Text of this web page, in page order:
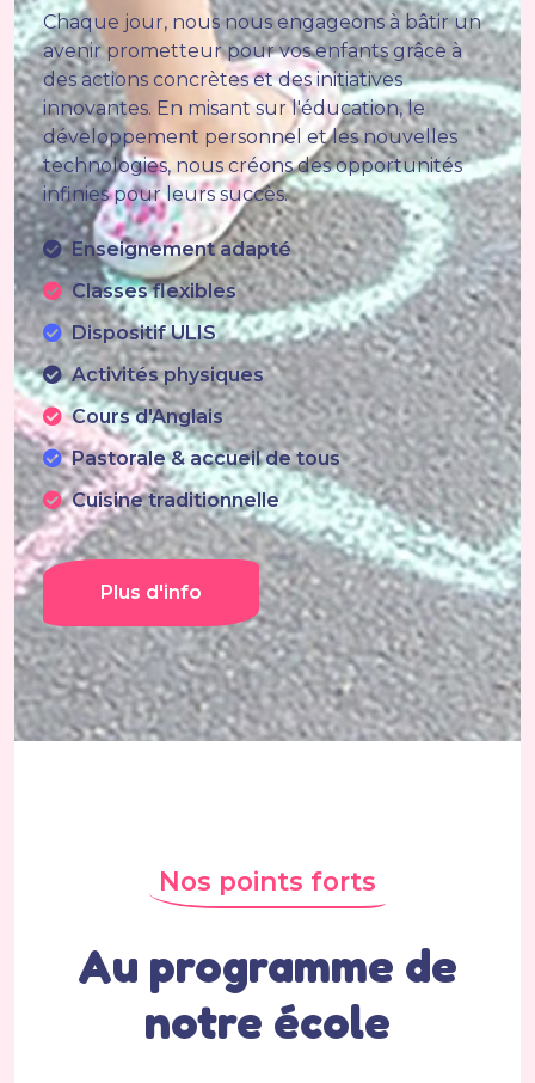
Chaque jour, nous nous engageons à bâtir un
avenir prometteur pour vos enfants grâce à
des actions concrètes et des initiatives
innovantes. En misant sur l'éducation, le
développement personnel et les nouvelles
technologies, nous créons des opportunités
infinies pour leurs succès.
Enseignement adapté
Classes flexibles
Dispositif ULIS
Activités physiques
Cours d'Anglais
Pastorale & accueil de tous
Cuisine traditionnelle
Plus d'info
Nos points forts
Au programme de
notre école